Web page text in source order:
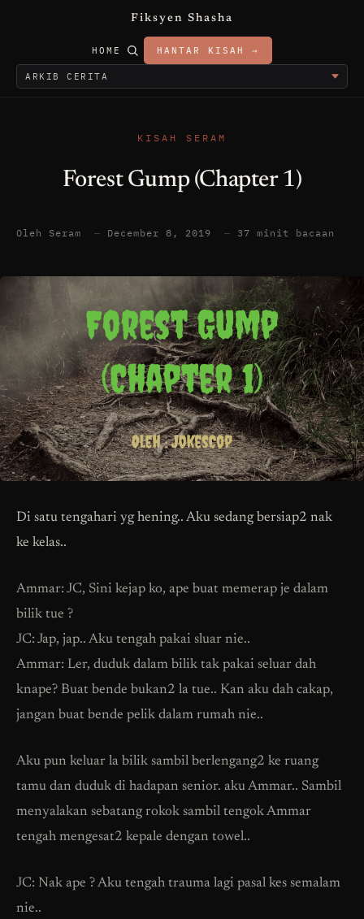
Fiksyen Shasha
HOME HANTAR KISAH →
KISAH SERAM
Forest Gump (Chapter 1)
Oleh Seram — December 8, 2019 — 37 minit bacaan
Di satu tengahari yg hening.. Aku sedang bersiap2 nak
ke kelas..
Ammar: JC, Sini kejap ko, ape buat memerap je dalam
bilik tue ?
JC: Jap, jap.. Aku tengah pakai sluar nie..
Ammar: Ler, duduk dalam bilik tak pakai seluar dah
knape? Buat bende bukan2 la tue.. Kan aku dah cakap,
jangan buat bende pelik dalam rumah nie..
Aku pun keluar la bilik sambil berlengang2 ke ruang
tamu dan duduk di hadapan senior. aku Ammar.. Sambil
menyalakan sebatang rokok sambil tengok Ammar
tengah mengesat2 kepale dengan towel..
JC: Nak ape ? Aku tengah trauma lagi pasal kes semalam
nie..